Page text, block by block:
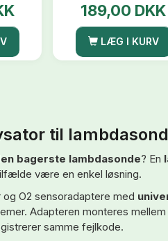
189,00 DKK
LÆG I KURV
til
bagerste lambdasonde? En
være en enkel løsning.
O2 sensoradaptere med
Adapteren monteres
samme fejlkode.